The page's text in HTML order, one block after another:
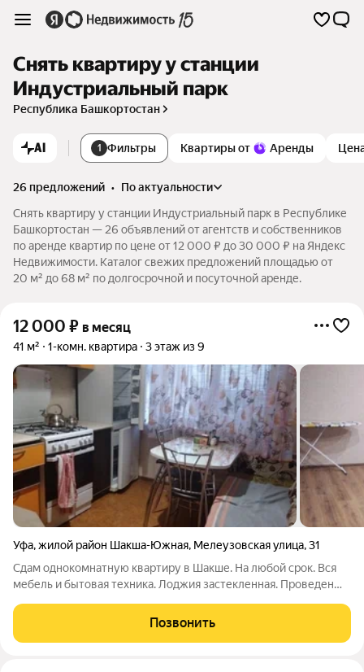
Снять квартиру у станции
Индустриальный парк
Республика Башкортостан
AI 1 Фильтры Квартиры от Аренды
26 предложений •
по актуальности
Снять квартиру у станции Индустриальный парк в Республике
Башкортостан — 26 объявлений от агентств и собственников
по аренде квартир по цене от 12 000 ₽ до 30 000 ₽ на Яндекс
Недвижимости. Каталог свежих предложений площадью от
20 м² до 68 м² по долгосрочной и посуточной аренде.
12 000 ₽ в месяц
41 м² 1-комн. квартира 3 этаж из 9
Уфа,жилой район Шакша-Южная, Мелеузовская улица,31
Сдам однокомнатную квартиру в Шакше. На любой срок. Вся
мебель и бытовая техника. Лоджия застекленная. Проведен
комфортной жизни: школа, садик, магазины, транспортная
развязка, благоустроенный
Позвонить